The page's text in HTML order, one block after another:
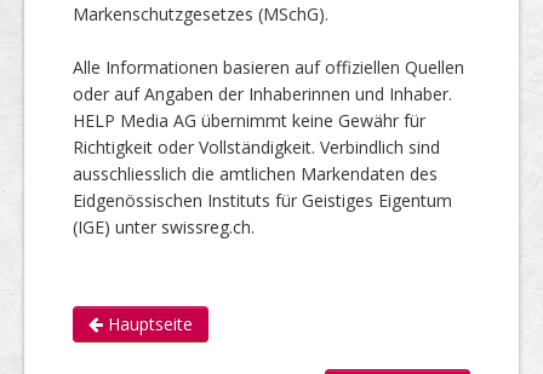
Markenschutzgesetzes (MSchG).
Alle Informationen basieren auf offiziellen Quellen
oder auf Angaben der Inhaberinnen und Inhaber.
HELP Media AG übernimmt keine Gewähr für
Richtigkeit oder Vollständigkeit. Verbindlich sind
ausschliesslich die amtlichen Markendaten des
Eidgenössischen Instituts für Geistiges Eigentum
(IGE) unter swissreg.ch.
Hauptseite